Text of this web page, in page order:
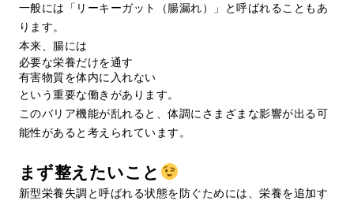
一般には「リーキーガット（腸漏れ）」と呼ばれることもあ
ります。
本来、腸には
必要な栄養だけを通す
有害物質を体内に入れない
という重要な働きがあります。
このバリア機能が乱れると、体調にさまざまな影響が出る可
能性があると考えられています。
まず整えたいこと
新型栄養失調と呼ばれる状態を防ぐためには、栄養を追加す